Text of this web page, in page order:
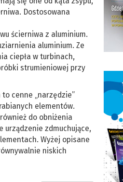
Dostosowana
ścierniwa z aluminium.
aluminium. Ze
ciepła w turbinach,
strumieniowej przy
cenne „narzędzie”
elementów.
do obniżenia
urządzenie zdmuchujące,
Wyżej opisane
niskich